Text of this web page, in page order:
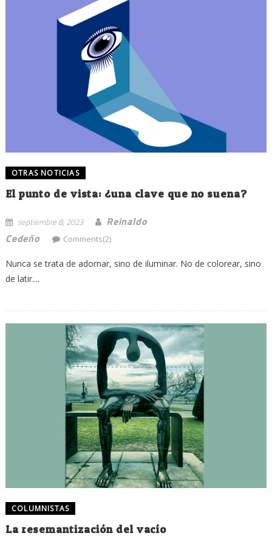
OTRAS NOTICIAS
El punto de vista: ¿una clave que no suena?
septiembre 8, 2023
Reinaldo
Cedeño
Comments(2)
Nunca se trata de adornar, sino de iluminar. No de colorear, sino
de latir....
COLUMNISTAS
La resemantización del vacío